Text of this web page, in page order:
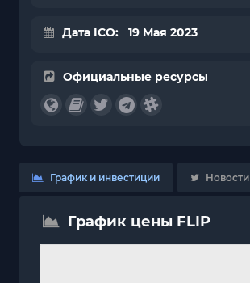
Дата ICO: 19 Мая 2023
Официальные ресурсы
График и инвестиции Новости
График цены FLIP